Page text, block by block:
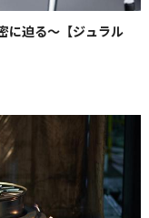
に迫る〜【ジュラル